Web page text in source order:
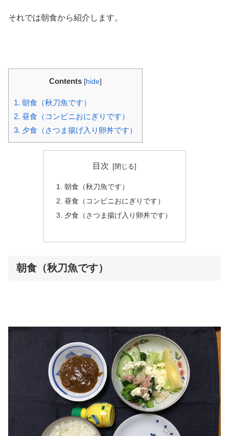
それでは朝食から紹介します。
Contents [hide]
1. 朝食（秋刀魚です）
2. 昼食（コンビニおにぎりです）
3. 夕食（さつま揚げ入り卵丼です）
目次
朝食（秋刀魚です）
昼食（コンビニおにぎりです）
夕食（さつま揚げ入り卵丼です）
朝食（秋刀魚です）